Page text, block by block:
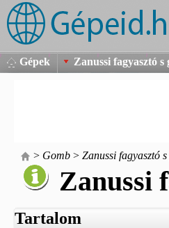
Gépek
Zanussi fagyasztó s
> Gomb > Zanussi fagyasztó
Zanussi
Tartalom